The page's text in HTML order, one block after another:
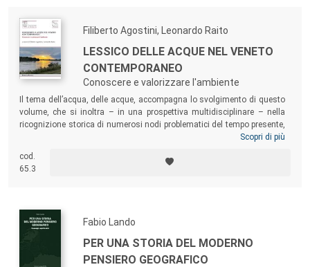
Filiberto Agostini, Leonardo Raito
LESSICO DELLE ACQUE NEL VENETO
CONTEMPORANEO
Conoscere e valorizzare l'ambiente
Il tema dell’acqua, delle acque, accompagna lo svolgimento di questo
volume, che si inoltra – in una prospettiva multidisciplinare – nella
ricognizione storica di numerosi nodi problematici del tempo presente,
destinati a segnare in modo incisivo il complesso quadro regionale
comune, del clima e del turismo, ponendo l’attenzione sul piano della
storia economica e sociale, ma anche su quello del territorio e del
Scopri di più
cod.
65.3
Fabio Lando
PER UNA STORIA DEL MODERNO
PENSIERO GEOGRAFICO